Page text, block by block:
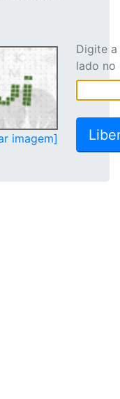
imagem]
Digite
lado no